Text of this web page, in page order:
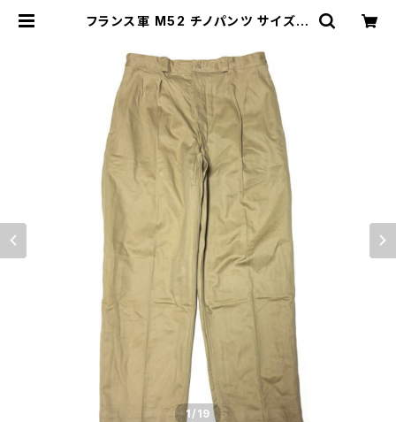
フランス軍 M52 チノパンツ サイズ 2
45/52 | stock 751
1 /19